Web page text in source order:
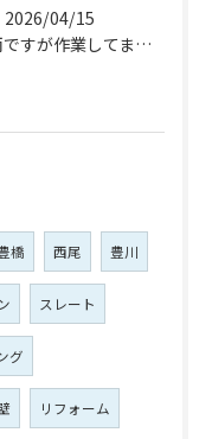
2026/04/15
雨ですが作業してます！『蒲郡市・岡崎市 外壁塗装・屋根塗装・雨漏り修理』
橋 西尾 豊川
スレート
グ
リフォーム